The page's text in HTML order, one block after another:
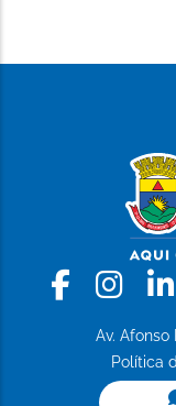
Av. Afonso
Política